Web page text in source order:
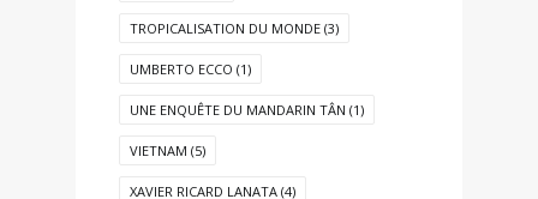
TROPICALISATION DU MONDE (3)
UMBERTO ECCO (1)
UNE ENQUÊTE DU MANDARIN TÂN (1)
VIETNAM (5)
XAVIER RICARD LANATA (4)